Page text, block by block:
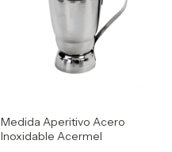
Medida Aperitivo Acero
Inoxidable Acermel